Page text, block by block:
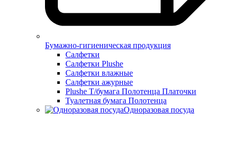
Бумажно-гигиеническая продукция
Салфетки
Салфетки Plushe
Салфетки влажные
Салфетки ажурные
Plushe Т/бумага Полотенца Платочки
Туалетная бумага Полотенца
Одноразовая посуда